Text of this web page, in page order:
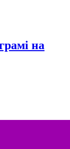
на